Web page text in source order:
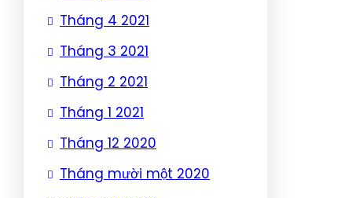
Tháng 4 2021
Tháng 3 2021
Tháng 2 2021
Tháng 1 2021
Tháng 12 2020
Tháng mười một 2020